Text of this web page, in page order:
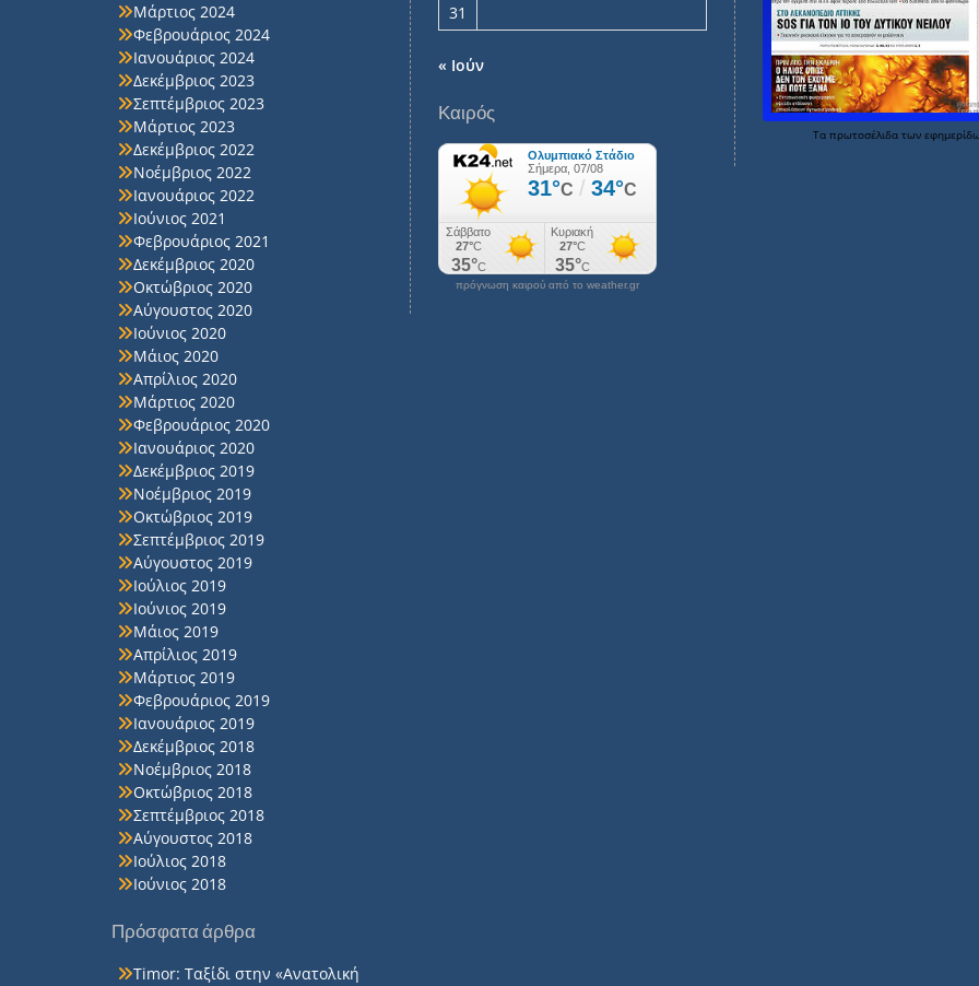
Μάρτιος 2024
Φεβρουάριος 2024
Ιανουάριος 2024
Δεκέμβριος 2023
Σεπτέμβριος 2023
Μάρτιος 2023
Δεκέμβριος 2022
Νοέμβριος 2022
Ιανουάριος 2022
Ιούνιος 2021
Φεβρουάριος 2021
Δεκέμβριος 2020
Οκτώβριος 2020
Αύγουστος 2020
Ιούνιος 2020
Μάιος 2020
Απρίλιος 2020
Μάρτιος 2020
Φεβρουάριος 2020
Ιανουάριος 2020
Δεκέμβριος 2019
Νοέμβριος 2019
Οκτώβριος 2019
Σεπτέμβριος 2019
Αύγουστος 2019
Ιούλιος 2019
Ιούνιος 2019
Μάιος 2019
Απρίλιος 2019
Μάρτιος 2019
Φεβρουάριος 2019
Ιανουάριος 2019
Δεκέμβριος 2018
Νοέμβριος 2018
Οκτώβριος 2018
Σεπτέμβριος 2018
Αύγουστος 2018
Ιούλιος 2018
Ιούνιος 2018
Πρόσφατα άρθρα
Timor: Ταξίδι στην «Ανατολική
31
« Ιούν
Καιρός
πρόγνωση καιρού από το weather.gr
Τα πρωτοσέλιδα των